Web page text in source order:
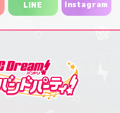
LINE Instagram